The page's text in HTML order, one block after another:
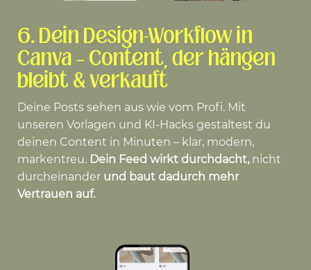
6. Dein Design-Workflow in
Canva – Content, der hängen
bleibt & verkauft
Deine Posts sehen aus wie vom Profi. Mit
unseren Vorlagen und KI-Hacks gestaltest du
deinen Content in Minuten – klar, modern,
markentreu. Dein Feed wirkt durchdacht, nicht
durcheinander und baut dadurch mehr
Vertrauen auf.